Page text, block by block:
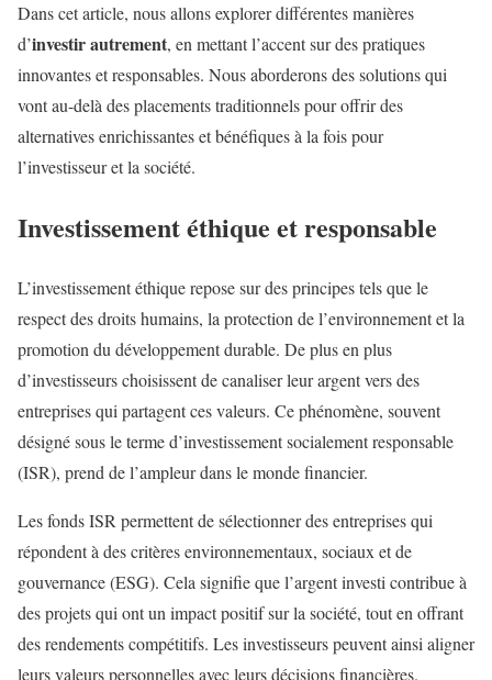
Dans cet article, nous allons explorer différentes manières
d’investir autrement, en mettant l’accent sur des pratiques
innovantes et responsables. Nous aborderons des solutions qui
vont au-delà des placements traditionnels pour offrir des
alternatives enrichissantes et bénéfiques à la fois pour
l’investisseur et la société.
Investissement éthique et responsable
L’investissement éthique repose sur des principes tels que le
respect des droits humains, la protection de l’environnement et la
promotion du développement durable. De plus en plus
d’investisseurs choisissent de canaliser leur argent vers des
entreprises qui partagent ces valeurs. Ce phénomène, souvent
désigné sous le terme d’investissement socialement responsable
(ISR), prend de l’ampleur dans le monde financier.
Les fonds ISR permettent de sélectionner des entreprises qui
répondent à des critères environnementaux, sociaux et de
gouvernance (ESG). Cela signifie que l’argent investi contribue à
des projets qui ont un impact positif sur la société, tout en offrant
des rendements compétitifs. Les investisseurs peuvent ainsi aligner
leurs valeurs personnelles avec leurs décisions financières.